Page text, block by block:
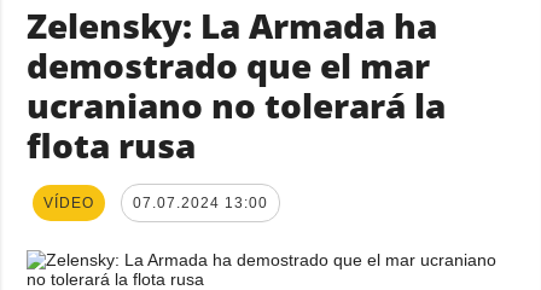
TODAS LAS
CATEGORÍAS
Guerra
Reconstrucción
de Ucrania
Economía
AGENCIA
sobre la agencia
Zelensky: La Armada ha
demostrado que el mar
ucraniano no tolerará la
flota rusa
VÍDEO 07.07.2024 13:00